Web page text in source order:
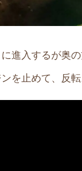
進入するが奥の
を止めて、反